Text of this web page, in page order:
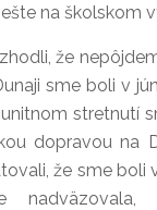
na školskom
že
sme boli v
stretnutí
dopravou na
že sme boli
nadväzovala,